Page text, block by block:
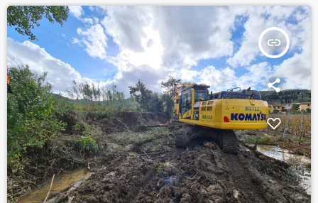
insert_link